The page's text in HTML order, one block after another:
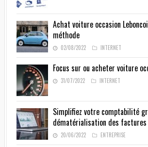
Achat voiture occasion
méthode
02/08/2022 INTERNET
Focus sur ou acheter voiture
31/07/2022 INTERNET
Simplifiez votre comptabilité
dématérialisation des factures
20/06/2022 ENTREPRISE